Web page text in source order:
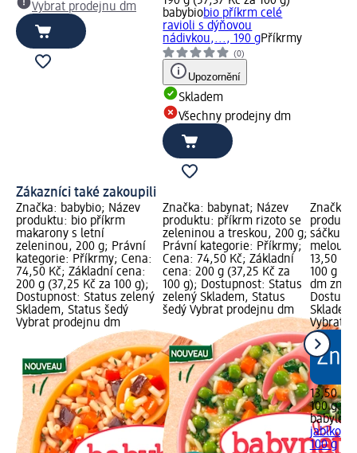
Vybrat prodejnu dm
babybiobio příkrm celé
ravioli s dýňovou
nádivkou,..., 190 gPříkrmy
(0)
Upozornění
Skladem
Všechny prodejny dm
Zákazníci také zakoupili
Značka: babybio; Název
produktu: bio příkrm
makarony s letní
zeleninou, 200 g; Právní
kategorie: Příkrmy; Cena:
74,50 Kč; Základní cena:
200 g (37,25 Kč za 100 g);
Dostupnost: Status zelený
Skladem, Status šedý
Vybrat prodejnu dm
Značka: babynat; Název
produktu: příkrm rizoto se
zeleninou a treskou, 200 g;
Právní kategorie: Příkrmy;
Cena: 74,50 Kč; Základní
cena: 200 g (37,25 Kč za
100 g); Dostupnost: Status
zelený Skladem, Status
šedý Vybrat prodejnu dm
Značka:
sáčku
meloun,
13,50
100 g
dm
Vybrat
13,50 Kč
100 g
babylove
jablko,
100 g